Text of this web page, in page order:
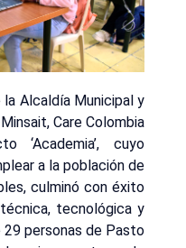
la Alcaldía Municipal y
Care Colombia
‘Academia’, cuyo
a la población de
culminó con éxito
tecnológica y
29 personas de Pasto